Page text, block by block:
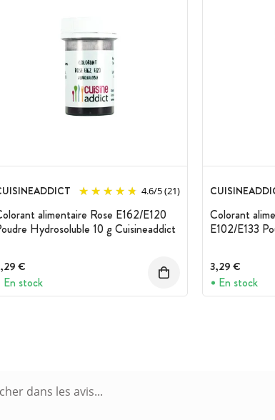
4.6/5(21)
alimentaire Rose E162/E120
Hydrosoluble 10 g Cuisineaddict
€
En stock
Colorant
E102/E133
3,29 €
En stock